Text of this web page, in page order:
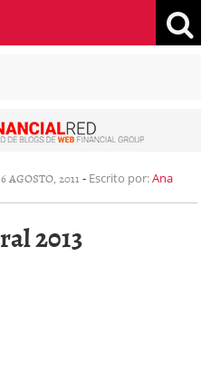
6 AGOSTO, 2011 - Escrito por:Ana
2013